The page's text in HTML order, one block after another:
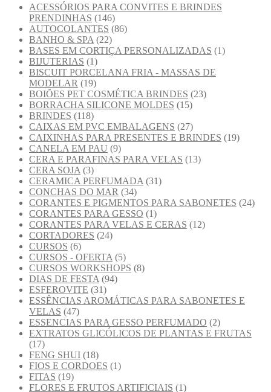
ACESSÓRIOS PARA CONVITES E BRINDES
PRENDINHAS (146)
AUTOCOLANTES (86)
BANHO & SPA (22)
BASES EM CORTIÇA PERSONALIZADAS (1)
BIJUTERIAS (1)
BISCUIT PORCELANA FRIA - MASSAS DE
MODELAR (19)
BOIÕES PET COSMÉTICA BRINDES (23)
BORRACHA SILICONE MOLDES (15)
BRINDES (118)
CAIXAS EM PVC EMBALAGENS (27)
CAIXINHAS PARA PRESENTES E BRINDES (19)
CANELA EM PAU (9)
CERA E PARAFINAS PARA VELAS (13)
CERA SOJA (3)
CERAMICA PERFUMADA (31)
CONCHAS DO MAR (34)
CORANTES E PIGMENTOS PARA SABONETES (24)
CORANTES PARA GESSO (1)
CORANTES PARA VELAS E CERAS (12)
CORTADORES (24)
CURSOS (6)
CURSOS - OFERTA (5)
CURSOS WORKSHOPS (8)
DIAS DE FESTA (94)
ESFEROVITE (31)
ESSÊNCIAS AROMÁTICAS PARA SABONETES E
VELAS (47)
ESSENCIAS PARA GESSO PERFUMADO (2)
EXTRATOS GLICÓLICOS DE PLANTAS E FRUTAS
(17)
FENG SHUI (18)
FIOS E CORDOES (1)
FITAS (19)
FLORES E FRUTOS ARTIFICIAIS (1)